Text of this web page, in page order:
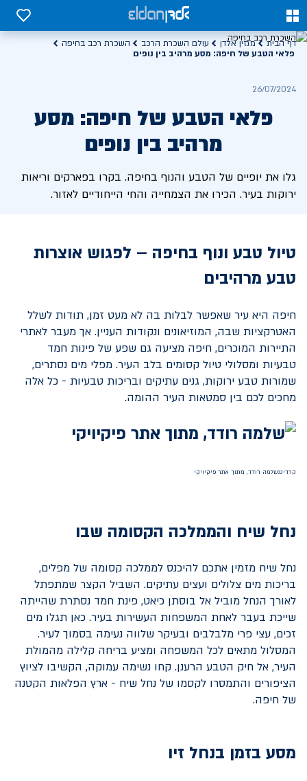
0
0
דף הבית מגזין אלדן עולם השכרת הרכב
השכרת רכב בחיפה
פלאי הטבע של חיפה: מסע מרהיב בין נופים
26/07/2024
פלאי הטבע של חיפה: מסע
מרהיב בין נופים
גלו את יופיים של הטבע והנוף בחיפה. בקרו בפארקים וריאות
ירוקות בעיר. הכירו את הצמחייה והחי הייחודיים לאזור.
טיול טבע ונוף בחיפה – לפגוש אוצרות
טבע מרהיבים
חיפה היא עיר שאפשר לבלות בה לא מעט זמן, תודות לשלל
האטרקציות שבה, המוזיאונים ונקודות העניין. אך מעבר לאתרי
התיירות המוכרים, חיפה מציעה גם שפע של פינות חמד
טבעיות ומסלולי טיול קסומים בלב העיר. מפלי מים נסתרים,
שמורות טבע ירוקות, גנים עתיקים ובריכות טבעיות - כל אלה
מחכים לכם בין סמטאות העיר ההומה.
קרדיט:שלמה רודד, מתוך אתר פיקיויקי
נחל שיח והממלכה הקסומה שבו
נחל שיח מזמין אתכם להיכנס לממלכה קסומה של מפלים,
בריכות מים צלולים ועצים עתיקים. השביל הקצר שמתפתל
לאורך הנחל מוביל אל בוסתן כיאט, פינת חמד נסתרת שהייתה
שייכת בעבר לאחת המשפחות העשירות בעיר. כאן תגלו מים
זכים, עצי פרי מלבלבים ובעיקר שלווה נעימה בסמוך לעיר.
המסלול מתאים לכל המשפחה ומציע בריחה קלילה מהמולת
העיר, אל חיק הטבע הרענן. קחו נשימה עמוקה, הקשיבו לציוץ
הציפורים והתמסרו לקסמו של נחל שיח - ארץ הפלאות הקטנה
של חיפה.
מסע בזמן בנחל זיו